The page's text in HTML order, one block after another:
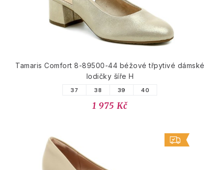
Tamaris Comfort 8-89500-44 béžové třpytivé dámské
lodičky šíře H
37 38 39 40
1 975 Kč